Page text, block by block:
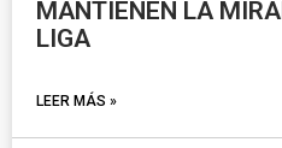
MANTIENEN LA
LIGA
LEER MÁS »